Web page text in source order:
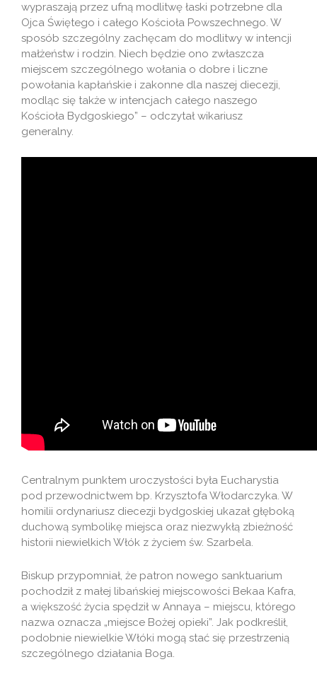
wypraszają przez ufną modlitwę łaski potrzebne dla
Ojca Świętego i całego Kościoła Powszechnego. W
sposób szczególny zachęcam do modlitwy w intencji
małżeństw i rodzin. Niech będzie ono zwłaszcza
miejscem szczególnego wołania o dobre i liczne
powołania kapłańskie i zakonne dla naszej diecezji,
modląc się także w intencjach całego naszego
Kościoła Bydgoskiego” – odczytał wikariusz
generalny.
Centralnym punktem uroczystości była Eucharystia
pod przewodnictwem bp. Krzysztofa Włodarczyka. W
homilii ordynariusz diecezji bydgoskiej ukazał głęboką
duchową symbolikę miejsca oraz niezwykłą zbieżność
historii niewielkich Włók z życiem św. Szarbela.
Biskup przypomniał, że patron nowego sanktuarium
pochodził z małej libańskiej miejscowości Bekaa Kafra,
a większość życia spędził w Annaya – miejscu, którego
nazwa oznacza „miejsce Bożej opieki”. Jak podkreślił,
podobnie niewielkie Włóki mogą stać się przestrzenią
szczególnego działania Boga.